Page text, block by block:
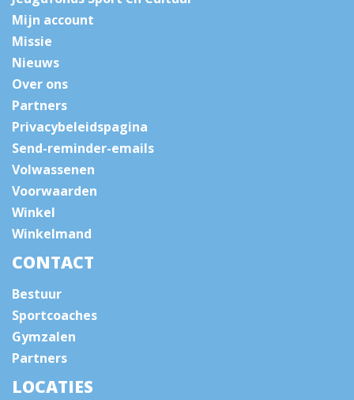
Mijn account
Missie
Nieuws
Over ons
Partners
Privacybeleidspagina
Send-reminder-emails
Volwassenen
Voorwaarden
Winkel
Winkelmand
CONTACT
Bestuur
Sportcoaches
Gymzalen
Partners
LOCATIES